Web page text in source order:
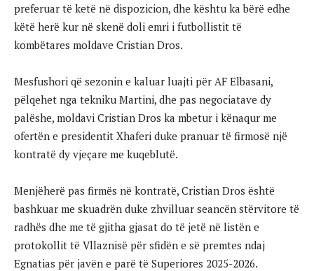
preferuar të ketë në dispozicion, dhe kështu ka bërë edhe
këtë herë kur në skenë doli emri i futbollistit të
kombëtares moldave Cristian Dros.
Mesfushori që sezonin e kaluar luajti për AF Elbasani,
pëlqehet nga tekniku Martini, dhe pas negociatave dy
palëshe, moldavi Cristian Dros ka mbetur i kënaqur me
ofertën e presidentit Xhaferi duke pranuar të firmosë një
kontratë dy vjeçare me kuqeblutë.
Menjëherë pas firmës në kontratë, Cristian Dros është
bashkuar me skuadrën duke zhvilluar seancën stërvitore të
radhës dhe me të gjitha gjasat do të jetë në listën e
protokollit të Vllaznisë për sfidën e së premtes ndaj
Egnatias për javën e parë të Superiores 2025-2026.